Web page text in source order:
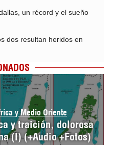
un récord y el sueño
dos resultan heridos en
y Medio Oriente
y traición, dolorosa
(I) (+Audio +Fotos)